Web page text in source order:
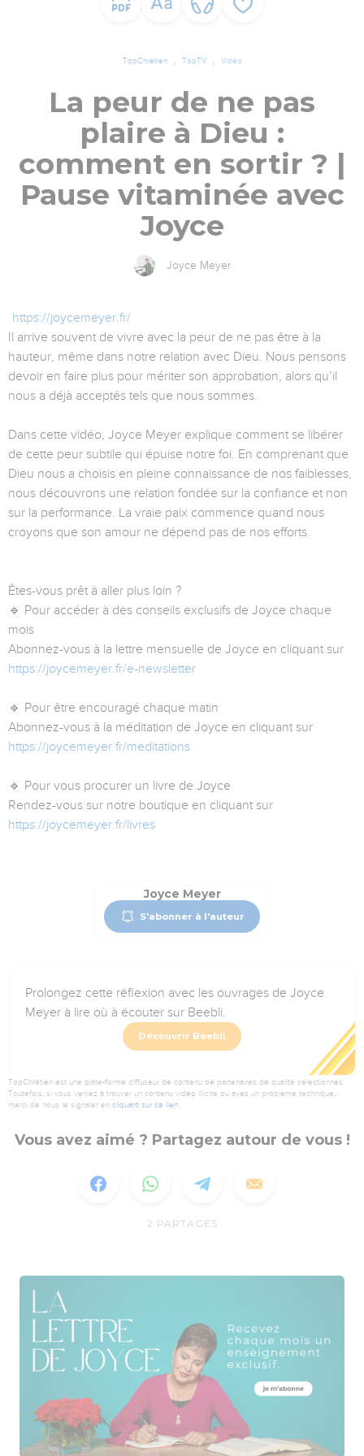
TopChrétien TopTV Vidéo
La peur de ne pas
plaire à Dieu :
comment en sortir ? |
Pause vitaminée avec
Joyce
Joyce Meyer
https://joycemeyer.fr/
Il arrive souvent de vivre avec la peur de ne pas être à la
hauteur, même dans notre relation avec Dieu. Nous pensons
devoir en faire plus pour mériter son approbation, alors qu’il
nous a déjà acceptés tels que nous sommes.
Dans cette vidéo, Joyce Meyer explique comment se libérer
de cette peur subtile qui épuise notre foi. En comprenant que
Dieu nous a choisis en pleine connaissance de nos faiblesses,
nous découvrons une relation fondée sur la confiance et non
sur la performance. La vraie paix commence quand nous
croyons que son amour ne dépend pas de nos efforts.
Êtes-vous prêt à aller plus loin ?
🔹 Pour accéder à des conseils exclusifs de Joyce chaque
mois
Abonnez-vous à la lettre mensuelle de Joyce en cliquant sur
https://joycemeyer.fr/e-newsletter
🔹 Pour être encouragé chaque matin
Abonnez-vous à la méditation de Joyce en cliquant sur
https://joycemeyer.fr/meditations
🔹 Pour vous procurer un livre de Joyce
Rendez-vous sur notre boutique en cliquant sur
https://joycemeyer.fr/livres
Joyce Meyer
S'abonner à l'auteur
Prolongez cette réflexion avec les ouvrages de Joyce
Meyer à lire où à écouter sur Beebli.
Découvrir Beebli
TopChrétien est une plate-forme diffuseur de contenu de partenaires de qualité sélectionnés.
Toutefois, si vous veniez à trouver un contenu vidéo illicite ou avec un problème technique,
merci de nous le signaler en cliquant sur ce lien.
Vous avez aimé ? Partagez autour de vous !
2 PARTAGES